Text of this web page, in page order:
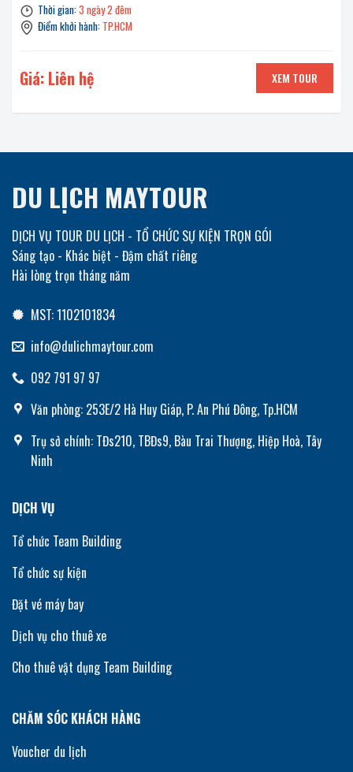
Thời gian:3 ngày 2 đêm
Điểm khởi hành: TP.HCM
Giá: Liên hệ XEM TOUR
DU LỊCH MAYTOUR
DỊCH VỤ TOUR DU LỊCH - TỔ CHỨC SỰ KIỆN TRỌN GÓI
Sáng tạo - Khác biệt - Đậm chất riêng
Hài lòng trọn tháng năm
MST: 1102101834
info@dulichmaytour.com
092 791 97 97
Văn phòng: 253E/2 Hà Huy Giáp, P. An Phú Đông, Tp.HCM
Trụ sở chính: TĐs210, TBĐs9, Bàu Trai Thượng, Hiệp Hoà, Tây
Ninh
DỊCH VỤ
Tổ chức Team Building
Tổ chức sự kiện
Đặt vé máy bay
Dịch vụ cho thuê xe
Cho thuê vật dụng Team Building
CHĂM SÓC KHÁCH HÀNG
Voucher du lịch